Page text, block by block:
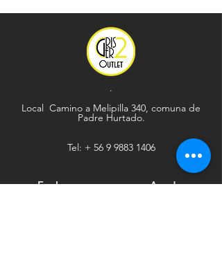
.
Local Camino a Melipilla 340, comuna de
Padre Hurtado.
Tel: + 56 9 9883 1406
Explorar
Ayuda